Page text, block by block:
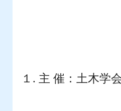
１ . 主 催：土木学